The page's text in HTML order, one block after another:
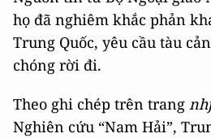
họ đã nghiêm khắc phản
Trung Quốc, yêu cầu tàu
chóng rời đi.
Theo ghi chép trên trang
Nghiên cứu “Nam Hải”,